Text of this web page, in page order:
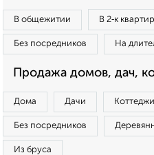
В общежитии В 2‑к
Без посредников На
Продажа домов, дач,
Дома Дачи Коттеджи
Без посредников
Из бруса